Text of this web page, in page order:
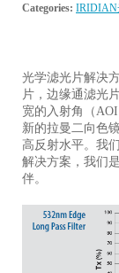
Categories: IRIDIAN
光学滤光片解决
片，边缘通滤光
宽的入射角（
新的拉曼二向色
高反射水平。我
解决方案，我们
伴。